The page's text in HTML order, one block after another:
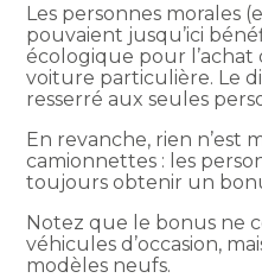
Les personnes morales
pouvaient jusqu’ici
écologique pour l’achat
voiture particulière. Le
resserré aux seules
En revanche, rien n’est
camionnettes : les
toujours obtenir un
Notez que le bonus ne
véhicules d’occasion,
modèles neufs.